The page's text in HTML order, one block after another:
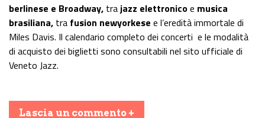
berlinese e Broadway, trajazz elettronicoe musica
brasiliana, tra fusion newyorkese e l’eredità immortale di
Miles Davis. Il calendario completo dei concerti e le modalità
di acquisto dei biglietti sono consultabili nel sito ufficiale di
Veneto Jazz.
Lascia un commento +